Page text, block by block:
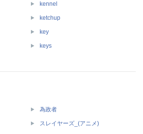
kennel
ketchup
key
keys
為政者
スレイヤーズ_(アニメ)